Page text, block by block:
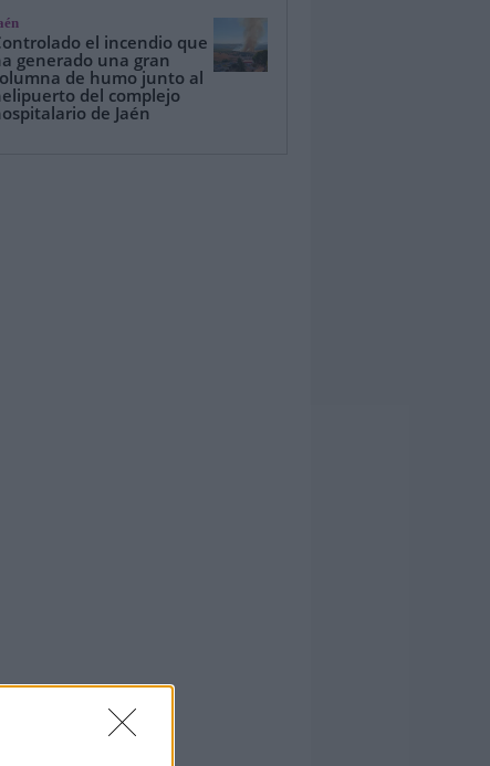
el incendio que
generado una gran
de humo junto al
del complejo
de Jaén